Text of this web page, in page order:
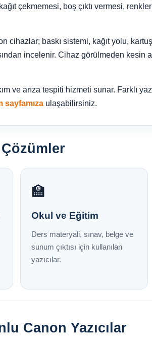
çekmemesi, boş çıktı vermesi,
cihazlar; baskı sistemi, kağıt yolu,
incelenir. Cihaz görülmeden kesin
ve arıza tespiti hizmeti sunar. Farklı
sayfamıza ulaşabilirsiniz.
🏫
Okul ve Eğitim
Ders materyali, sınav, belge ve
sunum çıktısı için kullanılan
yazıcılar.
Canon Yazıcılar